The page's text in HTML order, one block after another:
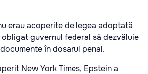
erau acoperite de legea adoptată
guvernul federal să dezvăluie
în dosarul penal.
New York Times, Epstein a